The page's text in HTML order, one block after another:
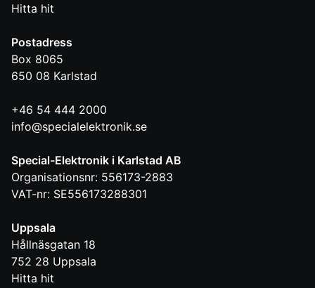
Hitta hit
Postadress
Box 8065
650 08 Karlstad
+46 54 444 2000
info@specialelektronik.se
Special-Elektronik i Karlstad AB
Organisationsnr: 556173-2883
VAT-nr: SE556173288301
Uppsala
Hållnäsgatan 18
752 28 Uppsala
Hitta hit